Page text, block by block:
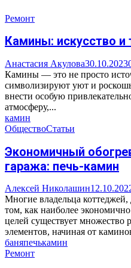
Ремонт
Камины: искусство
Анастасия Акулова30.10.2023
Камины — это не просто
символизируют уют и
внести особую
атмосферу,...
камин
ОбществоСтатьи
Экономичный
гаража: печь-камин
Алексей Николашин
Многие владельца
том, как наиболее
целей существует множество
элементов, начиная от
баняпечькамин
Ремонт